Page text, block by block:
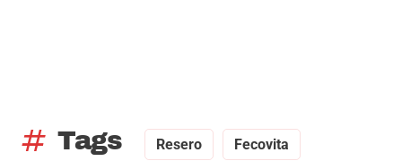
tag Tags Resero Fecovita